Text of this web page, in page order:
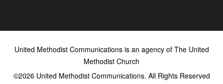
United Methodist Communications is an agency of The United
Methodist Church
©2026United Methodist Communications. All Rights Reserved